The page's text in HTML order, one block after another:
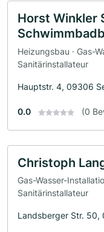
Horst Winkler
Heizungsbau · Gas-
Sanitärinstallateur
Hauptstr. 4, 09306
0.0 (0
Christoph
Gas-Wasser-
Sanitärinstallateur
Landsberger Str. 50,